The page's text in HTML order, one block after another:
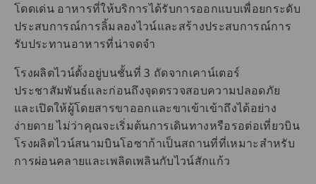
โดดเด่น อาหารที่ให้บริการได้รับการออกแบบเพื่อยกระดับ
ประสบการณ์การลิ้มลองไวน์และสร้างประสบการณ์การ
รับประทานอาหารที่น่าจดจำ
โรงผลิตไวน์ตั้งอยู่บนชั้นที่ 3 ถัดจากเคาน์เตอร์
ประชาสัมพันธ์และก่อนถึงจุดตรวจสอบความปลอดภัย
และเปิดให้ผู้โดยสารขาออกและขาเข้าเข้าถึงได้อย่าง
ง่ายดาย ไม่ว่าคุณจะเริ่มต้นการเดินทางหรือรอต่อเที่ยวบิน
โรงผลิตไวน์สนามบินโอซาก้าเป็นสถานที่ที่เหมาะสำหรับ
การผ่อนคลายและเพลิดเพลินกับไวน์สักแก้ว